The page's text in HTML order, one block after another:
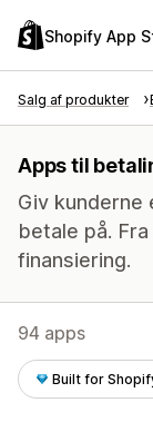
Shopify App
Salg af produkter
Apps til
Giv
betale på.
finansiering.
94 apps
Built for